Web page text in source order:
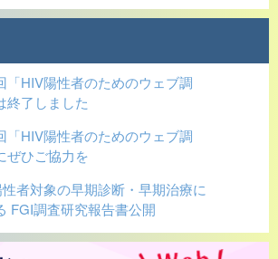
「HIV陽性者のためのウェブ調
終了しました
「HIV陽性者のためのウェブ調
ぜひご協力を
者対象の早期診断・早期治療に
FGI調査研究報告書公開